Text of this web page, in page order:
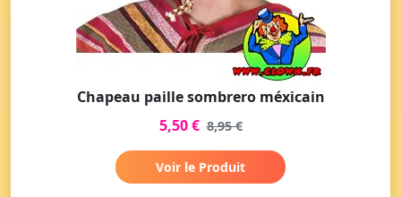
Chapeau paille sombrero méxicain
5,50 € 8,95 €
Voir le Produit